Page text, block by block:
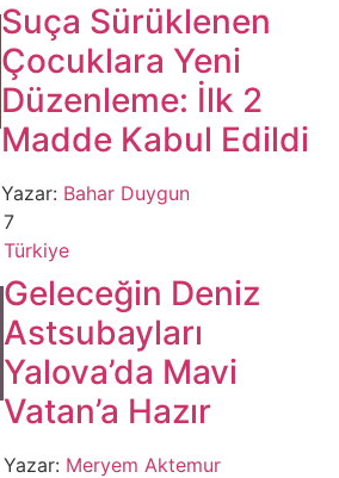
Suça Sürüklenen
Çocuklara Yeni
Düzenleme: İlk 2
Madde Kabul Edildi
Yazar: Bahar Duygun
7
Türkiye
Geleceğin Deniz
Astsubayları
Yalova’da Mavi
Vatan’a Hazır
Yazar: Meryem Aktemur